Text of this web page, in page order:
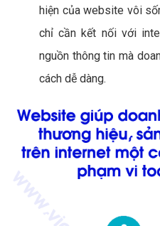
hiện của website vôi
chỉ cần kết nối với
nguồn thông tin mà
cách dễ dàng.